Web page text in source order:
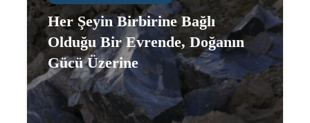
Her Şeyin Birbirine Bağlı
Olduğu Bir Evrende, Doğanın
Gücü Üzerine